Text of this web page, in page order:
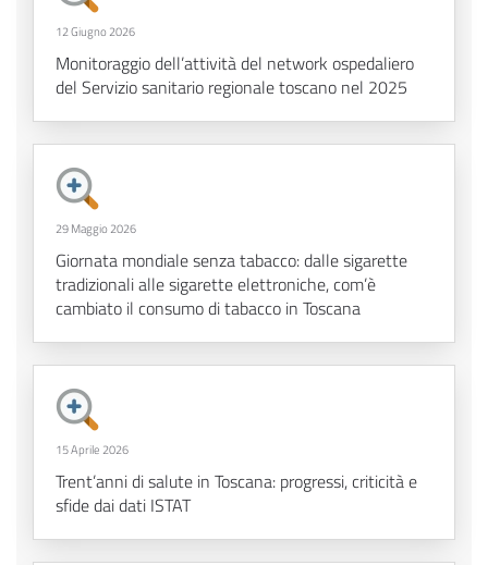
12 Giugno 2026
Monitoraggio dell’attività del network ospedaliero
del Servizio sanitario regionale toscano nel 2025
29 Maggio 2026
Giornata mondiale senza tabacco: dalle sigarette
tradizionali alle sigarette elettroniche, com’è
cambiato il consumo di tabacco in Toscana
15 Aprile 2026
Trent’anni di salute in Toscana: progressi, criticità e
sfide dai dati ISTAT